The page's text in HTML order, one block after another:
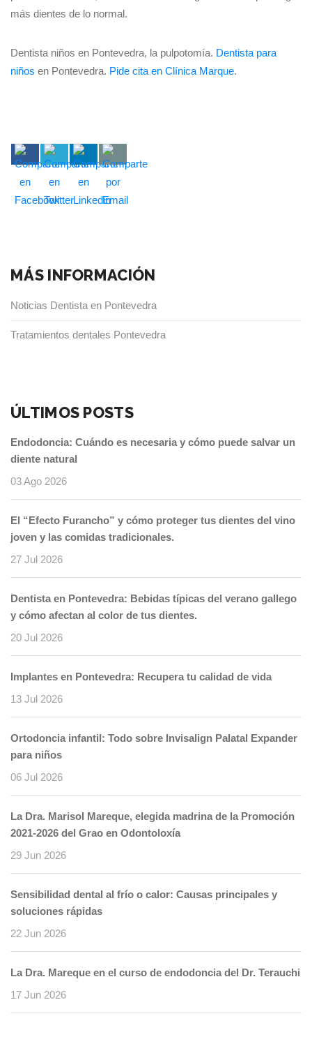
más dientes de lo normal.
Dentista niños en Pontevedra, la pulpotomía. Dentista para
niños en Pontevedra. Pide cita en Clínica Marque.
MÁS INFORMACIÓN
Noticias Dentista en Pontevedra
Tratamientos dentales Pontevedra
ÚLTIMOS POSTS
Endodoncia: Cuándo es necesaria y cómo puede salvar un
diente natural
03 Ago 2026
El “Efecto Furancho” y cómo proteger tus dientes del vino
joven y las comidas tradicionales.
27 Jul 2026
Dentista en Pontevedra: Bebidas típicas del verano gallego
y cómo afectan al color de tus dientes.
20 Jul 2026
Implantes en Pontevedra: Recupera tu calidad de vida
13 Jul 2026
Ortodoncia infantil: Todo sobre Invisalign Palatal Expander
para niños
06 Jul 2026
La Dra. Marisol Mareque, elegida madrina de la Promoción
2021-2026 del Grao en Odontoloxía
29 Jun 2026
Sensibilidad dental al frío o calor: Causas principales y
soluciones rápidas
22 Jun 2026
La Dra. Mareque en el curso de endodoncia del Dr. Terauchi
17 Jun 2026